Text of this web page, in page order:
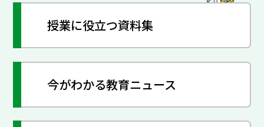
授業に役立つ資料集
今がわかる教育ニュース